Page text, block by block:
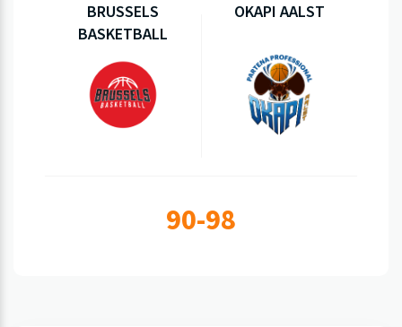
BRUSSELS
BASKETBALL
OKAPI AALST
90-98